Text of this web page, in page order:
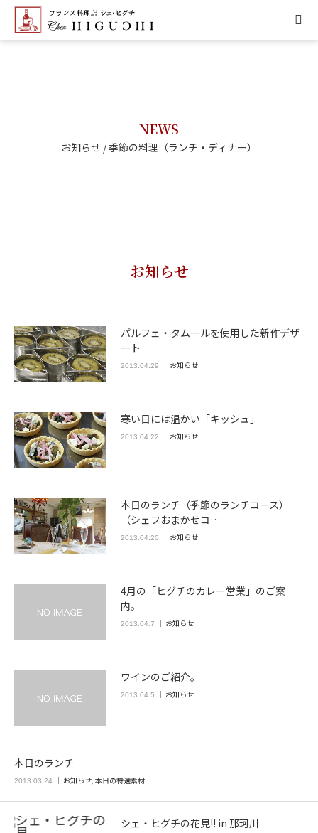
NEWS
お知らせ / 季節の料理（ランチ・ディナー）
お知らせ
パルフェ・タムールを使用した新作デザ
ート
2013.04.29 お知らせ
寒い日には温かい「キッシュ」
2013.04.22 お知らせ
本日のランチ（季節のランチコース）
（シェフおまかせコ…
2013.04.20 お知らせ
4月の「ヒグチのカレー営業」のご案
内。
2013.04.7 お知らせ
ワインのご紹介。
2013.04.5 お知らせ
本日のランチ
2013.03.24 お知らせ, 本日の特選素材
シェ・ヒグチの花見!! in 那珂川
MENU